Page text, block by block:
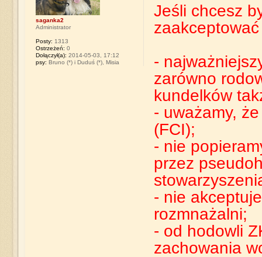
Jeśli chcesz
-
zarówno
kundelków
- uważamy,
(FCI);
- nie
przez
- nie
rozmnażalni;
- od hodowli
zachowania
saganka2
Administrator
Posty: 1313
Ostrzeżeń: 0
Dołączył(a): 2014-05-03, 17:12
psy: Bruno (*) i Duduś (*), Misia